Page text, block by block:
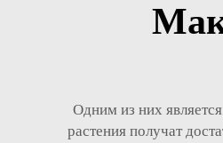
Одним из них
растения получат